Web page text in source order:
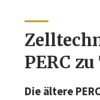
PERC
Die ältere